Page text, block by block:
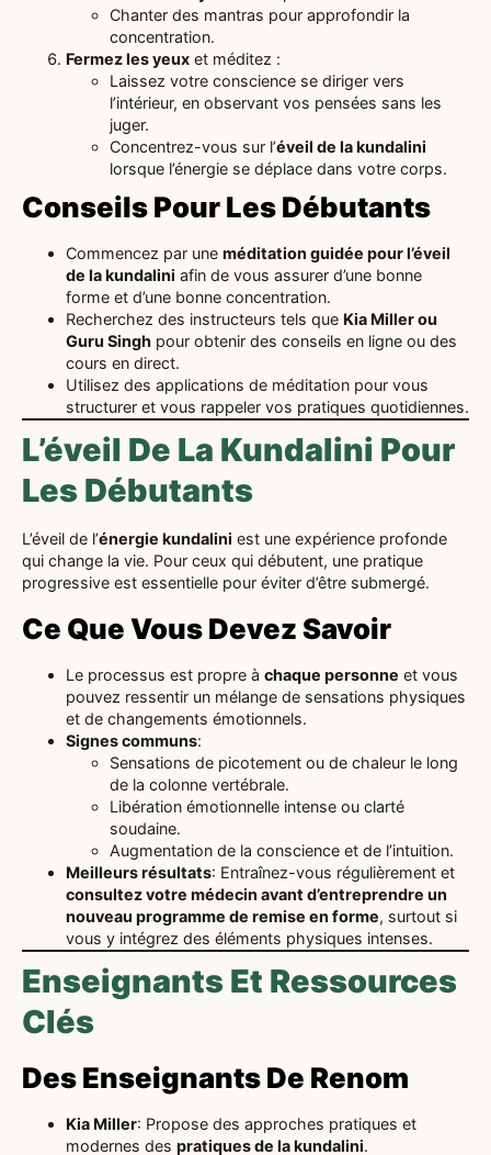
Chanter des mantras pour approfondir la
concentration.
Fermez les yeux et méditez :
Laissez votre conscience se diriger vers
l’intérieur, en observant vos pensées sans les
juger.
Concentrez-vous sur l’éveil de la kundalini
lorsque l’énergie se déplace dans votre corps.
Conseils Pour Les Débutants
Commencez par une méditation guidée pour l’éveil
de la kundalini afin de vous assurer d’une bonne
forme et d’une bonne concentration.
Recherchez des instructeurs tels que Kia Miller ou
Guru Singh pour obtenir des conseils en ligne ou des
cours en direct.
Utilisez des applications de méditation pour vous
structurer et vous rappeler vos pratiques quotidiennes.
L’éveil De La Kundalini Pour
Les Débutants
L’éveil de l’énergie kundalini est une expérience profonde
qui change la vie. Pour ceux qui débutent, une pratique
progressive est essentielle pour éviter d’être submergé.
Ce Que Vous Devez Savoir
Le processus est propre à chaque personne et vous
pouvez ressentir un mélange de sensations physiques
et de changements émotionnels.
Signes communs:
Sensations de picotement ou de chaleur le long
de la colonne vertébrale.
Libération émotionnelle intense ou clarté
soudaine.
Augmentation de la conscience et de l’intuition.
Meilleurs résultats: Entraînez-vous régulièrement et
consultez votre médecin avant d’entreprendre un
nouveau programme de remise en forme, surtout si
vous y intégrez des éléments physiques intenses.
Enseignants Et Ressources
Clés
Des Enseignants De Renom
Kia Miller: Propose des approches pratiques et
modernes des pratiques de la kundalini.